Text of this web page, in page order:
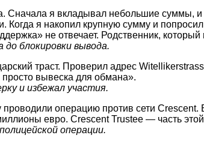
Сначала я вкладывал небольшие суммы,
Когда я накопил крупную сумму и
не отвечает. Родственник,
блокировки вывода.
траст. Проверил адрес
просто вывеска для обмана».
и избежал участия.
операцию против сети
евро. Crescent Trustee — часть
операции.